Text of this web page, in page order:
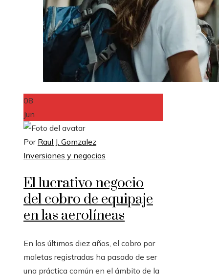
08
Jun
Por Raul J. Gomzalez
Inversiones y negocios
El lucrativo negocio
del cobro de equipaje
en las aerolíneas
En los últimos diez años, el cobro por
maletas registradas ha pasado de ser
una práctica común en el ámbito de la